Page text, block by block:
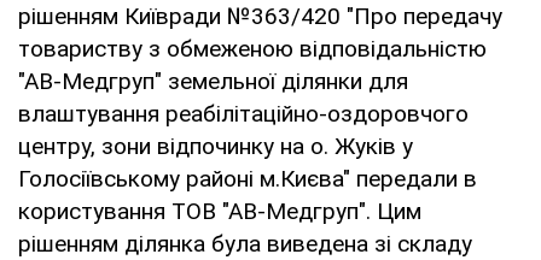
рішенням Київради №363/420 "Про передачу
товариству з обмеженою відповідальністю
"АВ-Медгруп" земельної ділянки для
влаштування реабілітаційно-оздоровчого
центру, зони відпочинку на о. Жуків у
Голосіївському районі м.Києва" передали в
користування ТОВ "АВ-Медгруп". Цим
рішенням ділянка була виведена зі складу